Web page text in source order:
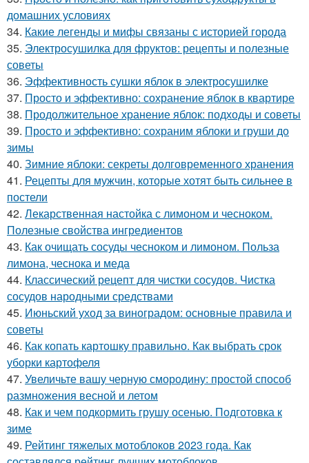
домашних условиях
34. Какие легенды и мифы связаны с историей города
35. Электросушилка для фруктов: рецепты и полезные
советы
36. Эффективность сушки яблок в электросушилке
37. Просто и эффективно: сохранение яблок в квартире
38. Продолжительное хранение яблок: подходы и советы
39. Просто и эффективно: сохраним яблоки и груши до
зимы
40. Зимние яблоки: секреты долговременного хранения
41. Рецепты для мужчин, которые хотят быть сильнее в
постели
42. Лекарственная настойка с лимоном и чесноком.
Полезные свойства ингредиентов
43. Как очищать сосуды чесноком и лимоном. Польза
лимона, чеснока и меда
44. Классический рецепт для чистки сосудов. Чистка
сосудов народными средствами
45. Июньский уход за виноградом: основные правила и
советы
46. Как копать картошку правильно. Как выбрать срок
уборки картофеля
47. Увеличьте вашу черную смородину: простой способ
размножения весной и летом
48. Как и чем подкормить грушу осенью. Подготовка к
зиме
49. Рейтинг тяжелых мотоблоков 2023 года. Как